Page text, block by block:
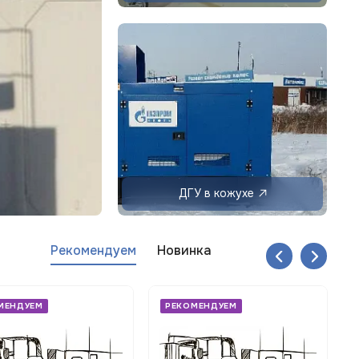
ДГУ в кожухе
Рекомендуем Новинка
РЕКОМЕНДУЕМ